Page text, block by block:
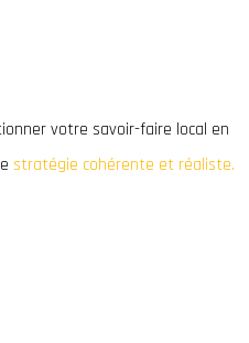
votre savoir-faire local en
stratégie cohérente et réaliste.